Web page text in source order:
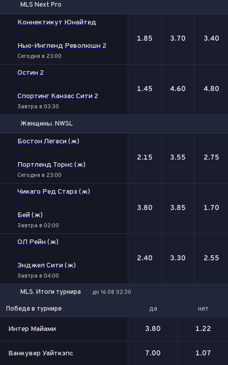
MLS Next Pro
Коннектикут Юнайтед
-
Нью-Ингленд Революшн 2
Сегодня в 23:00
1.85 3.70 3.40
Остин 2
-
Спортинг Канзас Сити 2
Завтра в 03:30
1.45 4.60 4.80
Женщины. NWSL
Бостон Легаси (ж)
-
Портленд Торнс (ж)
Сегодня в 23:00
2.15 3.55 2.75
Чикаго Ред Старз (ж)
-
Бей (ж)
Завтра в 02:00
3.80 3.85 1.70
ОЛ Рейн (ж)
-
Энджел Сити (ж)
Завтра в 04:00
2.40 3.30 2.55
MLS. Итоги турнира до 16.08 02:30
Победа в турнире да нет
Интер Майами 3.80 1.22
Ванкувер Уайткэпс 7.00 1.07